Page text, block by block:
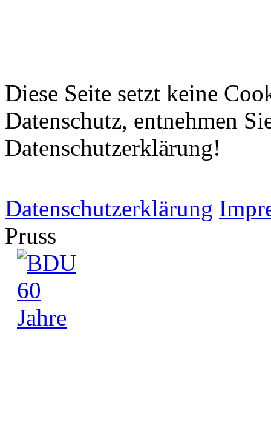
Diese Seite setzt keine
Datenschutz, entnehmen
Datenschutzerklärung!
Datenschutzerklärung
Pruss